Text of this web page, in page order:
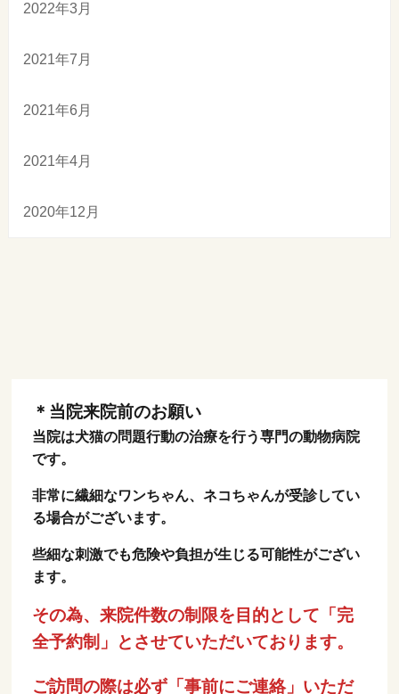
2022年3月
2021年7月
2021年6月
2021年4月
2020年12月
＊当院来院前のお願い
当院は犬猫の問題行動の治療を行う専門の動物病院
です。
非常に繊細なワンちゃん、ネコちゃんが受診してい
る場合がございます。
些細な刺激でも危険や負担が生じる可能性がござい
ます。
その為、来院件数の制限を目的として「完
全予約制」とさせていただいております。
ご訪問の際は必ず「事前にご連絡」いただ